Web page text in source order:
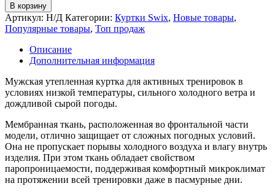
В корзину
Артикул: Н/Д Категории: Куртки Swix, Новые товары,
Популярные товары, Топ продаж
Описание
Дополнительная информация
Мужская утепленная куртка для активных тренировок в
условиях низкой температуры, сильного холодного ветра и
дождливой сырой погоды.
Мембранная ткань, расположенная во фронтальной части
модели, отлично защищает от сложных погодных условий.
Она не пропускает порывы холодного воздуха и влагу внутрь
изделия. При этом ткань обладает свойством
паропроницаемости, поддерживая комфортный микроклимат
на протяжении всей тренировки даже в пасмурные дни.